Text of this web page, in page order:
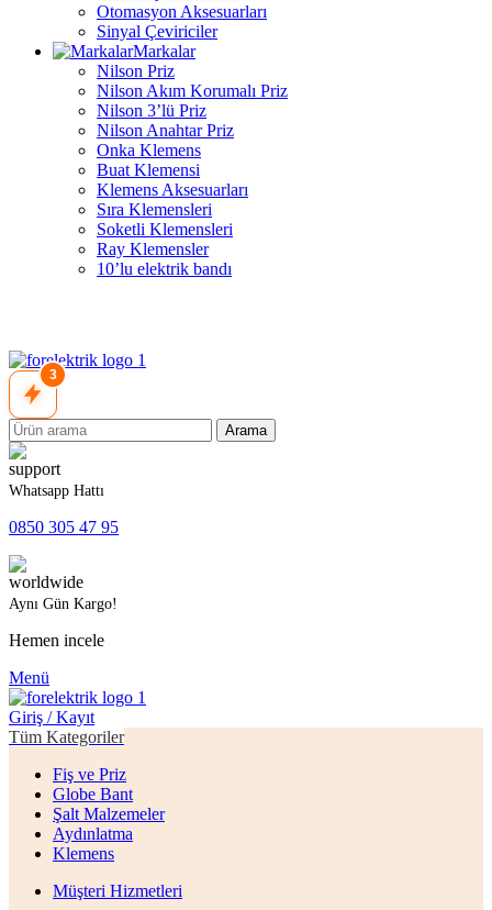
Otomasyon Aksesuarları
Sinyal Çeviriciler
Markalar
Nilson Priz
Nilson Akım Korumalı Priz
Nilson 3’lü Priz
Nilson Anahtar Priz
Onka Klemens
Buat Klemensi
Klemens Aksesuarları
Sıra Klemensleri
Soketli Klemensleri
Ray Klemensler
10’lu elektrik bandı
3
Arama
Whatsapp Hattı
0850 305 47 95
Aynı Gün Kargo!
Hemen incele
Menü
Giriş / Kayıt
Tüm Kategoriler
Fiş ve Priz
Globe Bant
Şalt Malzemeler
Aydınlatma
Klemens
Müşteri Hizmetleri